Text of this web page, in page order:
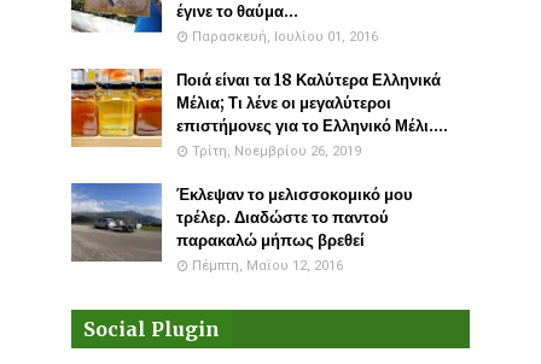
έγινε το θαύμα...
Παρασκευή, Ιουλίου 01, 2016
Ποιά είναι τα 18 Καλύτερα Ελληνικά
Μέλια; Τι λένε οι μεγαλύτεροι
επιστήμονες για το Ελληνικό Μέλι....
Τρίτη, Νοεμβρίου 26, 2019
Έκλεψαν το μελισσοκομικό μου
τρέλερ. Διαδώστε το παντού
παρακαλώ μήπως βρεθεί
Πέμπτη, Μαΐου 12, 2016
Social Plugin